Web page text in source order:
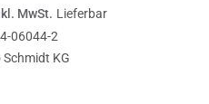
MwSt. Lieferbar
06044-2
KG